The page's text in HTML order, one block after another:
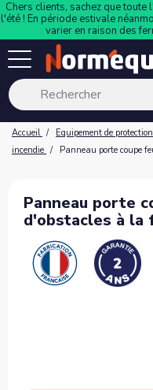
Chers clients, sachez que
l'été ! En période estivale
varier en raison des
Accueil Equipement de
incendie
Panneau porte coupe
Panneau porte
d'obstacles à la